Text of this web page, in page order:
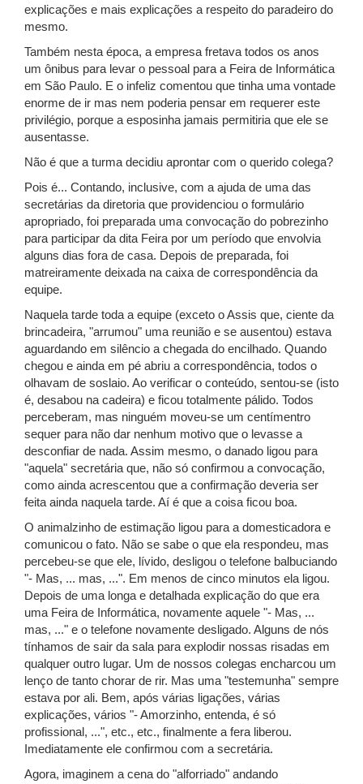
explicações e mais explicações a respeito do paradeiro do
mesmo.
Também nesta época, a empresa fretava todos os anos
um ônibus para levar o pessoal para a Feira de Informática
em São Paulo. E o infeliz comentou que tinha uma vontade
enorme de ir mas nem poderia pensar em requerer este
privilégio, porque a esposinha jamais permitiria que ele se
ausentasse.
Não é que a turma decidiu aprontar com o querido colega?
Pois é... Contando, inclusive, com a ajuda de uma das
secretárias da diretoria que providenciou o formulário
apropriado, foi preparada uma convocação do pobrezinho
para participar da dita Feira por um período que envolvia
alguns dias fora de casa. Depois de preparada, foi
matreiramente deixada na caixa de correspondência da
equipe.
Naquela tarde toda a equipe (exceto o Assis que, ciente da
brincadeira, "arrumou" uma reunião e se ausentou) estava
aguardando em silêncio a chegada do encilhado. Quando
chegou e ainda em pé abriu a correspondência, todos o
olhavam de soslaio. Ao verificar o conteúdo, sentou-se (isto
é, desabou na cadeira) e ficou totalmente pálido. Todos
perceberam, mas ninguém moveu-se um centímentro
sequer para não dar nenhum motivo que o levasse a
desconfiar de nada. Assim mesmo, o danado ligou para
"aquela" secretária que, não só confirmou a convocação,
como ainda acrescentou que a confirmação deveria ser
feita ainda naquela tarde. Aí é que a coisa ficou boa.
O animalzinho de estimação ligou para a domesticadora e
comunicou o fato. Não se sabe o que ela respondeu, mas
percebeu-se que ele, lívido, desligou o telefone balbuciando
"- Mas, ... mas, ...". Em menos de cinco minutos ela ligou.
Depois de uma longa e detalhada explicação do que era
uma Feira de Informática, novamente aquele "- Mas, ...
mas, ..." e o telefone novamente desligado. Alguns de nós
tínhamos de sair da sala para explodir nossas risadas em
qualquer outro lugar. Um de nossos colegas encharcou um
lenço de tanto chorar de rir. Mas uma "testemunha" sempre
estava por ali. Bem, após várias ligações, várias
explicações, vários "- Amorzinho, entenda, é só
profissional, ...", etc., etc., finalmente a fera liberou.
Imediatamente ele confirmou com a secretária.
Agora, imaginem a cena do "alforriado" andando